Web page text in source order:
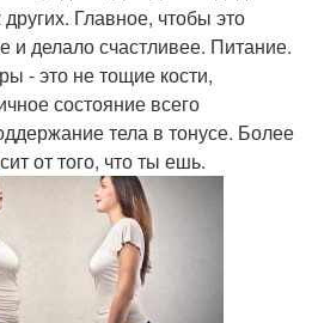
Главное, чтобы это
и делало счастливее. Питание.
- это не тощие кости,
состояние всего
тела в тонусе. Более
от того, что ты ешь.